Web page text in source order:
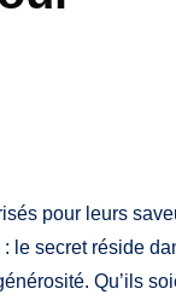
pour leurs
le secret réside
Qu’ils